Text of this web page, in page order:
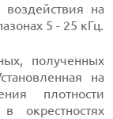
на
5 - 25 кГц.
полученных
на
плотности
окрестностях